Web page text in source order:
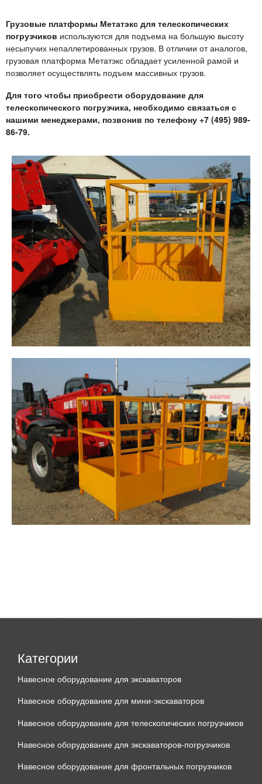
Грузовые платформы Метатэкс для телескопических
погрузчиков используются для подъема на большую высоту
несыпучих непаллетированных грузов. В отличии от аналогов,
грузовая платформа Метатэкс обладает усиленной рамой и
позволяет осуществлять подъем массивных грузов.
Для того чтобы приобрести оборудование для
телескопического погрузчика, необходимо связаться с
нашими менеджерами, позвонив по телефону +7 (495) 989-
86-79.
Категории
Навесное оборудование для экскаваторов
Навесное оборудование для мини-экскаваторов
Навесное оборудование для телескопических погрузчиков
Навесное оборудование для экскаваторов-погрузчиков
Навесное оборудование для фронтальных погрузчиков